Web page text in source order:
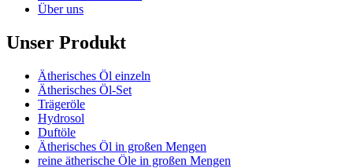
Über uns
Unser Produkt
Ätherisches Öl einzeln
Ätherisches Öl-Set
Trägeröle
Hydrosol
Duftöle
Ätherisches Öl in großen Mengen
reine ätherische Öle in großen Mengen